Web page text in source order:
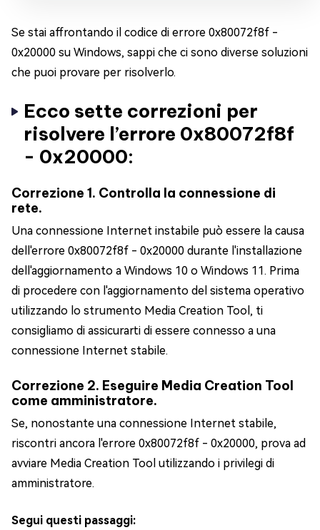
Se stai affrontando il codice di errore 0x80072f8f -
0x20000 su Windows, sappi che ci sono diverse soluzioni
che puoi provare per risolverlo.
Ecco sette correzioni per
risolvere l’errore 0x80072f8f
- 0x20000:
Correzione 1. Controlla la connessione di
rete.
Una connessione Internet instabile può essere la causa
dell'errore 0x80072f8f - 0x20000 durante l'installazione
dell'aggiornamento a Windows 10 o Windows 11. Prima
di procedere con l'aggiornamento del sistema operativo
utilizzando lo strumento Media Creation Tool, ti
consigliamo di assicurarti di essere connesso a una
connessione Internet stabile.
Correzione 2. Eseguire Media Creation Tool
come amministratore.
Se, nonostante una connessione Internet stabile,
riscontri ancora l'errore 0x80072f8f - 0x20000, prova ad
avviare Media Creation Tool utilizzando i privilegi di
amministratore.
Segui questi passaggi: